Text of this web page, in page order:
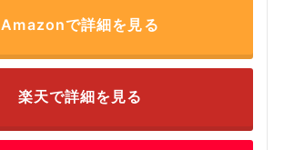
Amazonで詳細を見る
楽天で詳細を見る